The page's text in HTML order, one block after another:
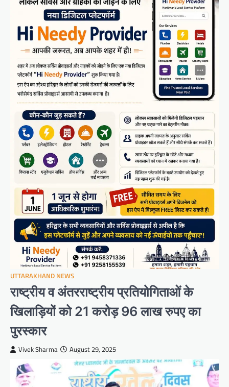
UTTARAKHAND NEWS
राष्ट्रीय व अंतरराष्ट्रीय प्रतियोगिताओं के
खिलाड़ियों को 21 करोड़ 96 लाख रुपए का
पुरस्कार
Vivek Sharma August 29, 2025